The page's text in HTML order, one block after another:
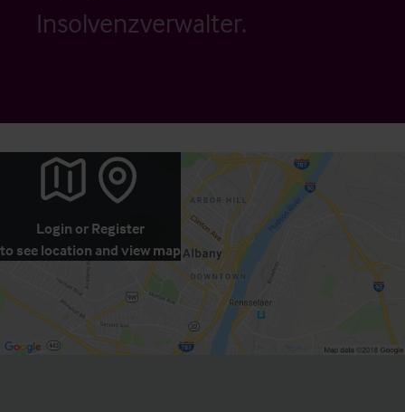
Insolvenzverwalter.
Login or Register
to see location and view map